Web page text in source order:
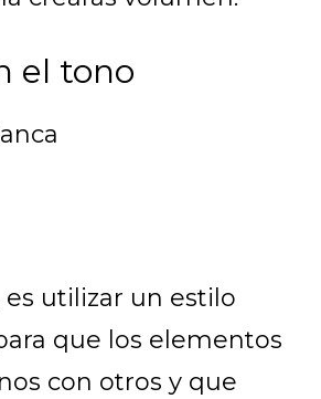
el tono
es utilizar un estilo
que los elementos
con otros y que